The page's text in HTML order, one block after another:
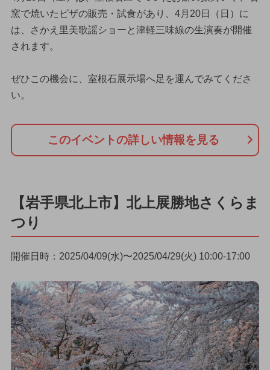
窯で焼いたピザの販売・試食があり、4月20日（日）に
は、さかえ里美歌謡ショーと津軽三味線の生演奏が開催
されます。
ぜひこの機会に、室根石展示場へ足を運んでみてくださ
い。
このイベントの詳しい情報を見る
【岩手県北上市】北上展勝地さくらま
つり
開催日時：2025/04/09(水)〜2025/04/29(火) 10:00-17:00